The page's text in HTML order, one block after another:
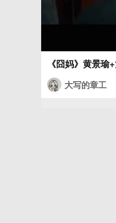
大写的章工